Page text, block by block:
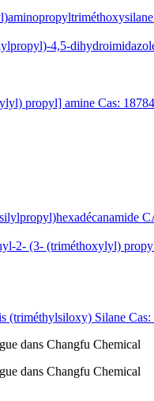
4,5-
propyl] amine Cas:
2- (3- (triméthoxylyl)
(triméthylsiloxy) Silane
dans Changfu Chemical
dans Changfu Chemical